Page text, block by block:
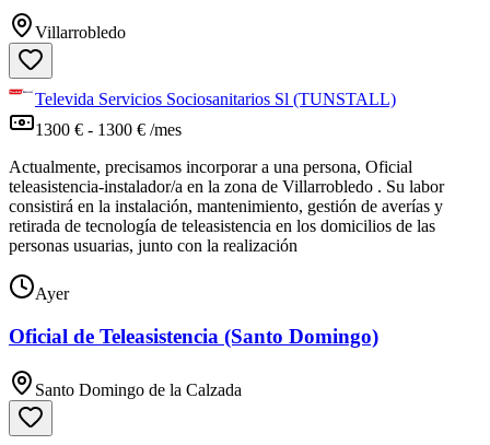
Villarrobledo
Televida Servicios Sociosanitarios Sl (TUNSTALL)
1300 € - 1300 € /mes
Actualmente, precisamos incorporar a una persona, Oficial
teleasistencia-instalador/a en la zona de Villarrobledo . Su labor
consistirá en la instalación, mantenimiento, gestión de averías y
retirada de tecnología de teleasistencia en los domicilios de las
personas usuarias, junto con la realización
Ayer
Oficial de Teleasistencia (Santo Domingo)
Santo Domingo de la Calzada